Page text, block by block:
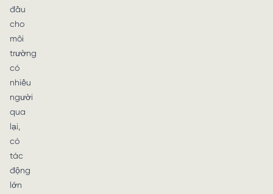
đầu
cho
môi
trường
có
nhiều
người
qua
lại,
có
tác
động
lớn